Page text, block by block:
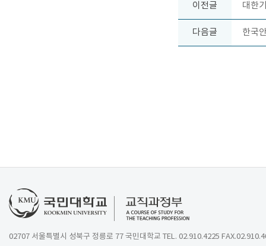
이전글 대한
다음글 한국
02707 서울특별시 성북구 정릉로 77 국민대학교 TEL. 02.910.4225